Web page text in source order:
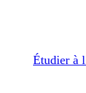
Étudier à